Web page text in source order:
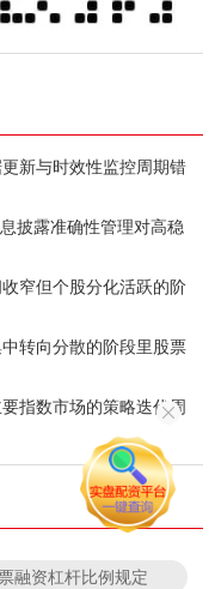
新与时效性监控周期错
披露准确性管理对高稳
窄但个股分化活跃的阶
转向分散的阶段里股票
指数市场的策略迭代周
融资杠杆比例规定